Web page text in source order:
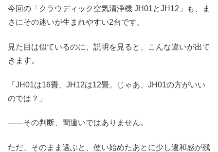
今回の「クラウディック空気清浄機 JH01とJH12」も、ま
さにその迷いが生まれやすい2台です。
見た目は似ているのに、説明を見ると、こんな違いが出て
きます。
「JH01は16畳、JH12は12畳。じゃあ、JH01の方がいい
のでは？」
――その判断、間違いではありません。
ただ、そのまま選ぶと、使い始めたあとに少し違和感が残